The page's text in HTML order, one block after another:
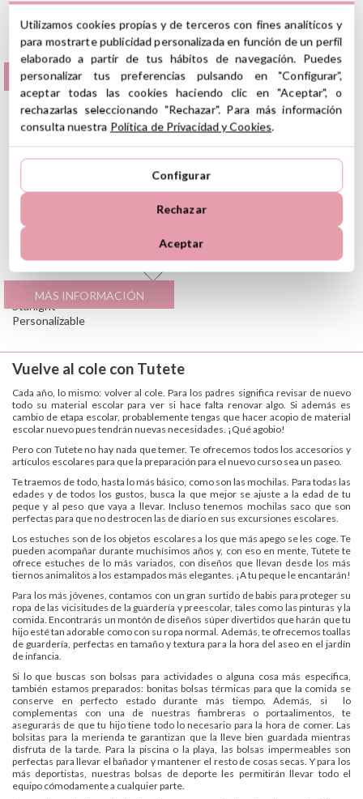
Toalla Playa Microfibra
Whale Teal
Personalizable
23.95€
MÁS INFORMACIÓN
Poncho de Playa
Starlight M
35€
MÁS INFORMACIÓN
Toalla Playa Microfibra
Starlight
Personalizable
23.95
MÁS INFORMACIÓN
Vuelve al cole con Tutete
Cada año, lo mismo: volver al cole. Para los padres significa revisar de nuevo
todo su material escolar para ver si hace falta renovar algo. Si además es
cambio de etapa escolar, probablemente tengas que hacer acopio de material
escolar nuevo pues tendrán nuevas necesidades. ¡Qué agobio!
Pero con Tutete no hay nada que temer. Te ofrecemos todos los accesorios y
artículos escolares para que la preparación para el nuevo curso sea un paseo.
Te traemos de todo, hasta lo más básico, como son las mochilas. Para todas las
edades y de todos los gustos, busca la que mejor se ajuste a la edad de tu
peque y al peso que vaya a llevar. Incluso tenemos mochilas saco que son
perfectas para que no destrocen las de diario en sus excursiones escolares.
Los estuches son de los objetos escolares a los que más apego se les coge. Te
pueden acompañar durante muchísimos años y, con eso en mente, Tutete te
ofrece estuches de lo más variados, con diseños que llevan desde los más
tiernos animalitos a los estampados más elegantes. ¡A tu peque le encantarán!
Para los más jóvenes, contamos con un gran surtido de babis para proteger su
ropa de las vicisitudes de la guardería y preescolar, tales como las pinturas y la
comida. Encontrarás un montón de diseños súper divertidos que harán que tu
hijo esté tan adorable como con su ropa normal. Además, te ofrecemos toallas
de guardería, perfectas en tamaño y textura para la hora del aseo en el jardín
de infancia.
Si lo que buscas son bolsas para actividades o alguna cosa más específica,
también estamos preparados: bonitas bolsas térmicas para que la comida se
conserve en perfecto estado durante más tiempo. Además, si lo
complementas con una de nuestras fiambreras o portaalimentos, te
asegurarás de que tu hijo tiene todo lo necesario para la hora de comer. Las
bolsitas para la merienda te garantizan que la lleve bien guardada mientras
disfruta de la tarde. Para la piscina o la playa, las bolsas impermeables son
perfectas para llevar el bañador y mantener el resto de cosas secas. Y para los
más deportistas, nuestras bolsas de deporte les permitirán llevar todo el
equipo cómodamente a cualquier parte.
Utilizamos cookies propias y de terceros con fines analíticos y
para mostrarte publicidad personalizada en función de un perfil
elaborado a partir de tus hábitos de navegación. Puedes
personalizar tus preferencias pulsando en "Configurar",
aceptar todas las cookies haciendo clic en "Aceptar", o
rechazarlas seleccionando "Rechazar". Para más información
consulta nuestra Política de Privacidad y Cookies.
Configurar
Rechazar
Aceptar